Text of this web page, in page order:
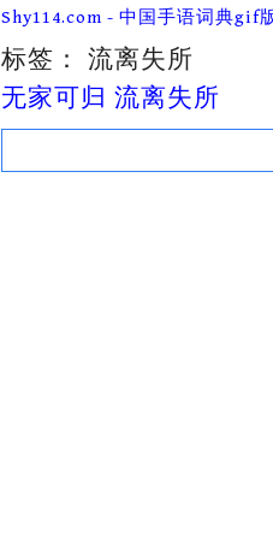
Skip
content
Shy114.com - 中国手语词典gif
标签： 流离失所
无家可归 流离失所
Search